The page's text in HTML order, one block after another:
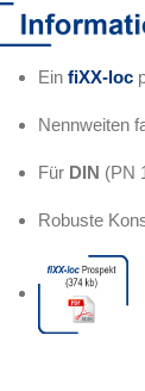
Ein fiXX-loc
Nennweiten
Für DIN (PN
Robuste